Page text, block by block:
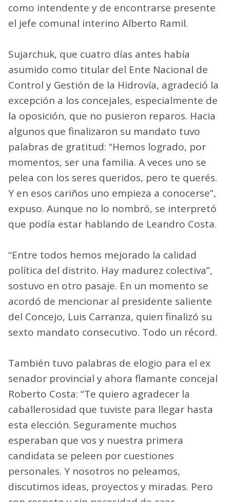
como intendente y de encontrarse presente
el jefe comunal interino Alberto Ramil.
Sujarchuk, que cuatro días antes había
asumido como titular del Ente Nacional de
Control y Gestión de la Hidrovía, agradeció la
excepción a los concejales, especialmente de
la oposición, que no pusieron reparos. Hacia
algunos que finalizaron su mandato tuvo
palabras de gratitud: “Hemos logrado, por
momentos, ser una familia. A veces uno se
pelea con los seres queridos, pero te querés.
Y en esos cariños uno empieza a conocerse”,
expuso. Aunque no lo nombró, se interpretó
que podía estar hablando de Leandro Costa.
“Entre todos hemos mejorado la calidad
política del distrito. Hay madurez colectiva”,
sostuvo en otro pasaje. En un momento se
acordó de mencionar al presidente saliente
del Concejo, Luis Carranza, quien finalizó su
sexto mandato consecutivo. Todo un récord.
También tuvo palabras de elogio para el ex
senador provincial y ahora flamante concejal
Roberto Costa: “Te quiero agradecer la
caballerosidad que tuviste para llegar hasta
esta elección. Seguramente muchos
esperaban que vos y nuestra primera
candidata se peleen por cuestiones
personales. Y nosotros no peleamos,
discutimos ideas, proyectos y miradas. Pero